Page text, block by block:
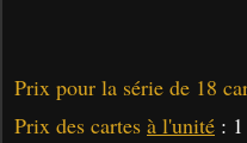
Prix pour la série de 18
Prix des cartes à l'unité :